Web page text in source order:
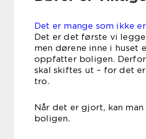
Det er mange som ikke
Det er det første vi
men dørene inne i huset
oppfatter boligen.
skal skiftes ut – for det
Når det er gjort, kan